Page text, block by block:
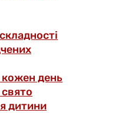
день
дитини